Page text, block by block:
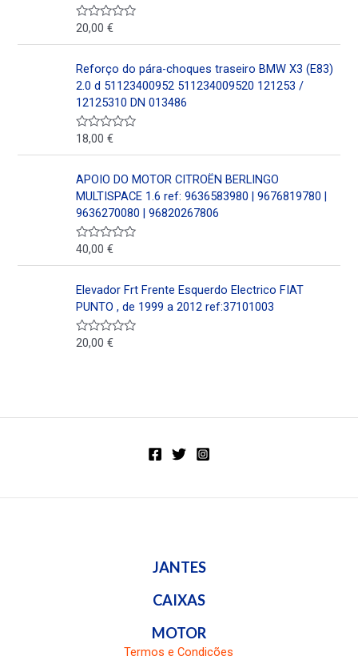
o
e
n
0
e
5
V
r
a
o
e
n
0
5
20,00€
Reforço do pára-choques traseiro BMW X3 (E83)
2.0 d 51123400952 511234009520 121253 /
12125310 DN 013486
V
r
a
o
e
n
0
5
18,00€
APOIO DO MOTOR CITROËN BERLINGO
MULTISPACE 1.6 ref: 9636583980 | 9676819780 |
9636270080 | 96820267806
V
r
a
o
e
n
40,00€
Elevador Frt Frente Esquerdo Electrico FIAT
PUNTO , de 1999 a 2012 ref:37101003
V
o
20,00€
JANTES
CAIXAS
MOTOR
Termos e Condições